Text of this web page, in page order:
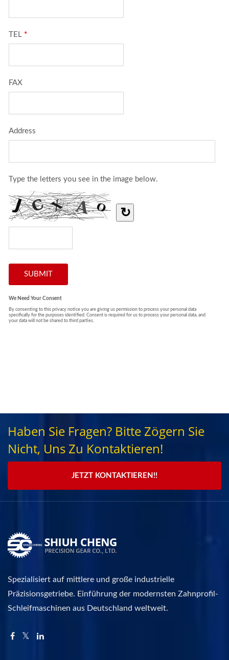
Haben Sie Fragen? Bitte Zögern Sie
Nicht, Uns Zu Kontaktieren!
JETZT KONTAKTIEREN!!
Spezialisiert auf mittlere und große industrielle
Präzisionsgetriebe. Einführung der modernsten Zahnprofil-
Schleifmaschinen aus Deutschland weltweit.